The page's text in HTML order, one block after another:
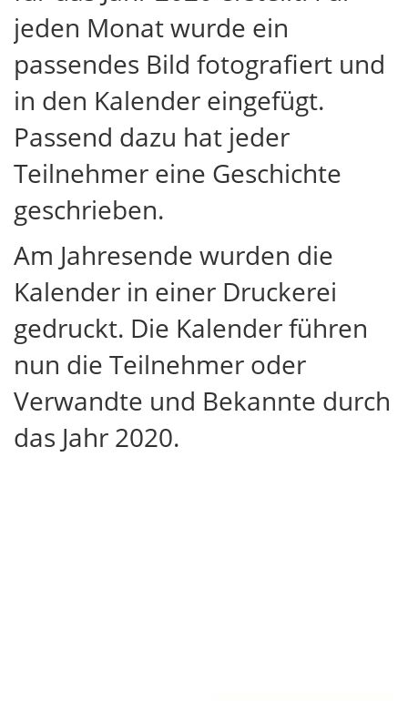
jeden Monat wurde ein
passendes Bild fotografiert und
in den Kalender eingefügt.
Passend dazu hat jeder
Teilnehmer eine Geschichte
geschrieben.
Am Jahresende wurden die
Kalender in einer Druckerei
gedruckt. Die Kalender führen
nun die Teilnehmer oder
Verwandte und Bekannte durch
das Jahr 2020.